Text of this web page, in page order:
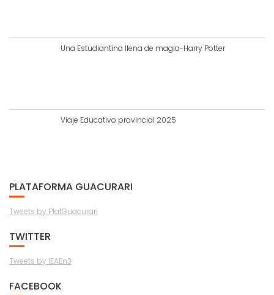
Una Estudiantina llena de magia-Harry Potter
Viaje Educativo provincial 2025
PLATAFORMA GUACURARI
Tweets by PlatGuacurari
TWITTER
Tweets by IEAEn3
FACEBOOK